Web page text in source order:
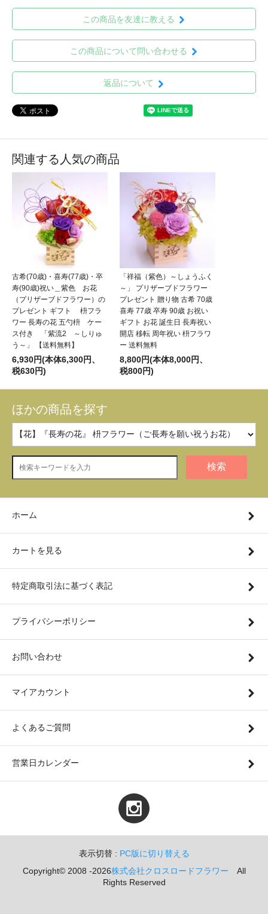
この商品を友達に教える
この商品について問い合わせる
返品について
関連する人気の商品
古希(70歳)・喜寿(77歳)・卒
寿(90歳)祝い＿紫色 お花
（プリザーブドフラワー）の
プレゼント ギフト 枡フラ
ワー 長寿の花 五勺枡 ケー
ス付き 「紫流2 ～しりゅ
う～」 【送料無料】
6,930円(本体6,300円、
税630円)
「祥福（紫色）～しょうふく
～」 プリザーブドフラワー
プレゼント 贈り物 古希 70歳
喜寿 77歳 卒寿 90歳 お祝い
ギフト お花 誕生日 長寿祝い
開店 移転 周年祝い 枡フラワ
ー 送料無料
8,800円(本体8,000円、
税800円)
ほかの商品を探す
検索
ホーム
カートを見る
特定商取引法に基づく表記
プライバシーポリシー
お問い合わせ
マイアカウント
よくあるご質問
営業日カレンダー
表示切替 : PC版に切り替える
Copyright© 2008 -2026株式会社クロスロードフラワー All
Rights Reserved